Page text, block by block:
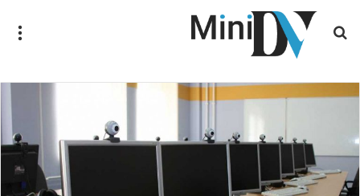
جستجو